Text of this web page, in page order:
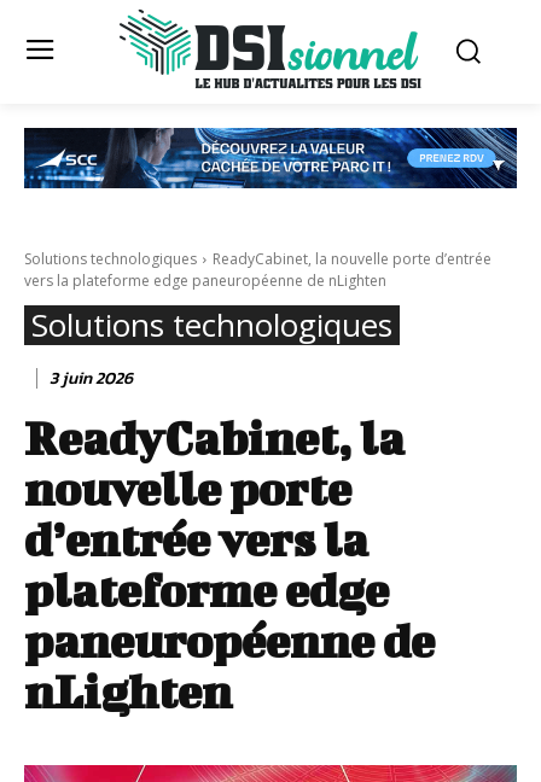
Solutions technologiques
ReadyCabinet, la nouvelle porte d’entrée
vers la plateforme edge paneuropéenne de nLighten
Solutions technologiques
3 juin 2026
ReadyCabinet, la
nouvelle porte
d’entrée vers la
plateforme edge
paneuropéenne de
nLighten